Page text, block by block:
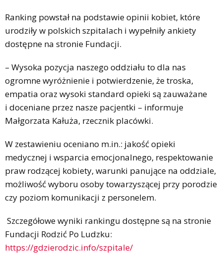
Ranking powstał na podstawie opinii kobiet, które
urodziły w polskich szpitalach i wypełniły ankiety
dostępne na stronie Fundacji.
– Wysoka pozycja naszego oddziału to dla nas
ogromne wyróżnienie i potwierdzenie, że troska,
empatia oraz wysoki standard opieki są zauważane
i doceniane przez nasze pacjentki – informuje
Małgorzata Kałuża, rzecznik placówki.
W zestawieniu oceniano m.in.: jakość opieki
medycznej i wsparcia emocjonalnego, respektowanie
praw rodzącej kobiety, warunki panujące na oddziale,
możliwość wyboru osoby towarzyszącej przy porodzie
czy poziom komunikacji z personelem.
Szczegółowe wyniki rankingu dostępne są na stronie
Fundacji Rodzić Po Ludzku:
https://gdzierodzic.info/szpitale/